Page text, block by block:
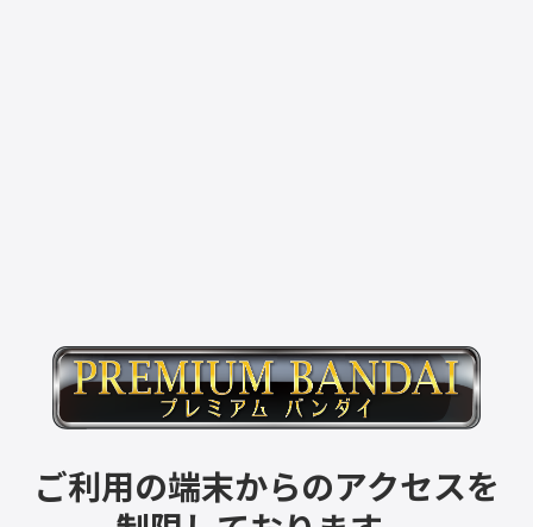
ご利用の端末からのアクセスを